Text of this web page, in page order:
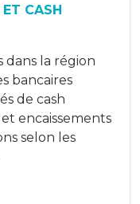
CASH
dans la région
bancaires
de cash
encaissements
selon les